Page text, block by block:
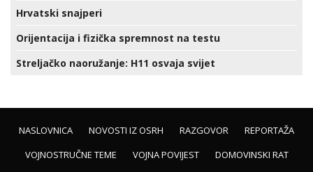
Hrvatski snajperi
Orijentacija i fizička spremnost na testu
Streljačko naoružanje: H11 osvaja svijet
NASLOVNICA NOVOSTI IZ OSRH RAZGOVOR
REPORTAŽA
VOJNOSTRUČNE TEME
VOJNA POVIJEST
DOMOVINSKI RAT